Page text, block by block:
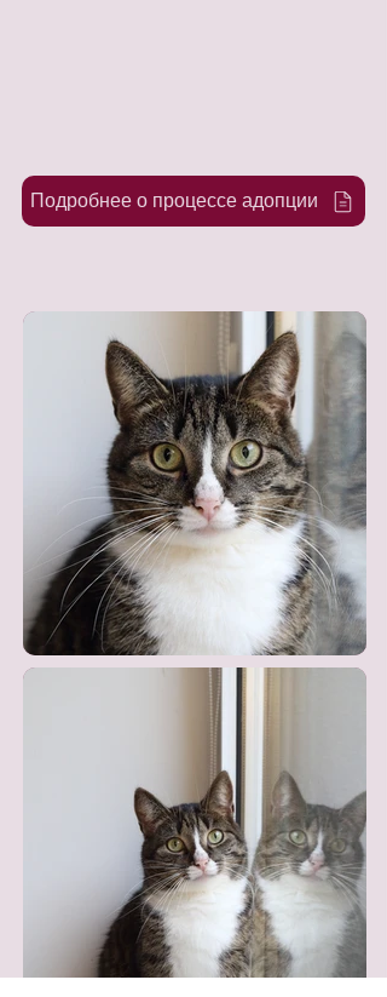
Подробнее о процессе адопции